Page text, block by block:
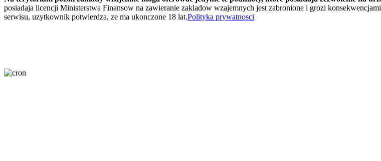
posiadaja licencji Ministerstwa Finansow na zawieranie zakladow wzajemnych jest zabronione i grozi
serwisu, uzytkownik potwierdza, ze ma ukonczone 18 lat.Polityka prywatnosci